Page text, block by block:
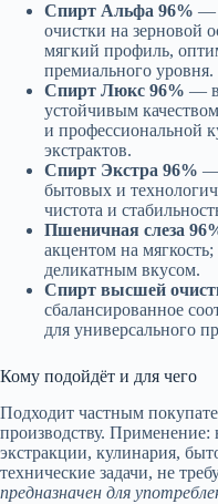
Спирт Альфа 96% —
очистки на зерновой
мягкий профиль,
премиального уровня.
Спирт Люкс 96% —
устойчивым
и профессиональной
экстрактов.
Спирт Экстра 96% —
бытовых и
чистота и
Пшеничная слеза
акцентом на
деликатным вкусом.
Спирт высшей
сбалансированное
для универсального
Кому подойдёт и для чего
Подходит частным
производству. Применение:
экстракции, кулинария,
технические задачи, не
предназначен для